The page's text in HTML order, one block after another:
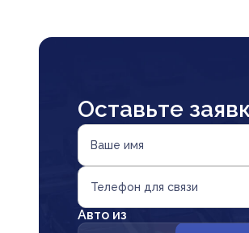
Оставьте
Ваше имя
Телефон для связи
Авто из